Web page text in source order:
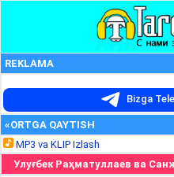
REKLAMA
Bizga
«ORTGA QAYTISH
MP3 va KLIP Izlash
Улуғбек Раҳматуллаев ва